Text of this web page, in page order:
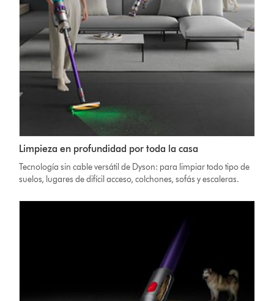
Limpieza en profundidad por toda la casa
Tecnología sin cable versátil de Dyson: para limpiar todo tipo de
suelos, lugares de difícil acceso, colchones, sofás y escaleras.